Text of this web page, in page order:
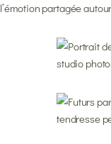
l’émotion partagée